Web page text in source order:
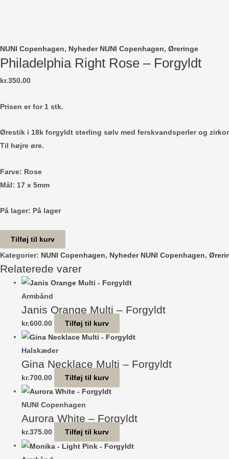
NUNI Copenhagen, Nyheder NUNI Copenhagen, Øreringe
Philadelphia Right Rose – Forgyldt
kr.350.00
Prisen er for 1 stk.
Ørestik i 18k forgyldt sterling sølv med ferskvandsperler og
Til højre øre.
Farve: Rose
Mål: 17 x 5mm
På lager: På lager
Philadelphia
Right
Tilføj til kurv
Kategorier: NUNI Copenhagen, Nyheder NUNI Copenhagen,
Relaterede varer
Armbånd
Janis Orange Multi – Forgyldt
kr.600.00 Tilføj til kurv
Halskæder
Gina Necklace Multi – Forgyldt
kr.700.00 Tilføj til kurv
NUNI Copenhagen
Aurora White – Forgyldt
kr.375.00 Tilføj til kurv